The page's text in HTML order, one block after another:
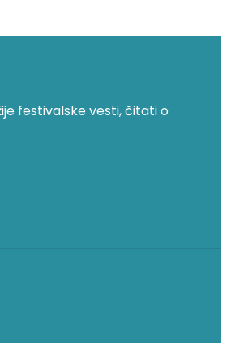
festivalske vesti, čitati o